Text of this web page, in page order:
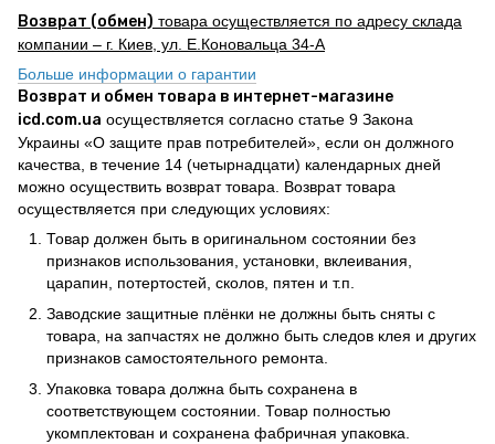
Возврат (обмен) товара осуществляется по адресу склада
компании – г. Киев, ул. Е.Коновальца 34-А
Больше информации о гарантии
Возврат и обмен товара в интернет-магазине
icd.com.ua осуществляется согласно статье 9 Закона
Украины «О защите прав потребителей», если он должного
качества, в течение 14 (четырнадцати) календарных дней
можно осуществить возврат товара. Возврат товара
осуществляется при следующих условиях:
Товар должен быть в оригинальном состоянии без
признаков использования, установки, вклеивания,
царапин, потертостей, сколов, пятен и т.п.
Заводские защитные плёнки не должны быть сняты с
товара, на запчастях не должно быть следов клея и других
признаков самостоятельного ремонта.
Упаковка товара должна быть сохранена в
соответствующем состоянии. Товар полностью
укомплектован и сохранена фабричная упаковка.